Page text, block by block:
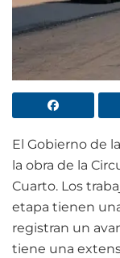
El Gobierno de
la obra de la
Cuarto. Los
etapa tienen
registran un
tiene una